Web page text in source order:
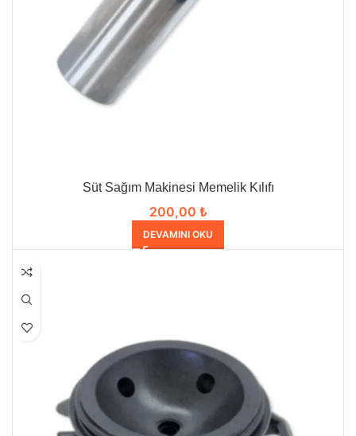
Süt Sağım Makinesi Memelik Kılıfı
200,00 ₺
DEVAMINI OKU